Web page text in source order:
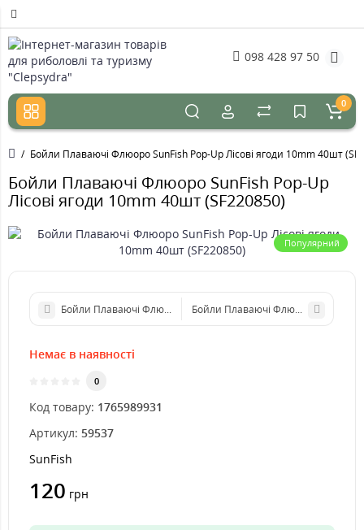
098 428 97 50
0
Бойли Плаваючі Флюоро SunFish Pop-Up Лісові ягоди 10mm 40шт
Бойли Плаваючі Флюоро SunFish Pop-Up
Лісові ягоди 10mm 40шт (SF220850)
Популярний
Бойли Плаваючі Флюоро SunFish Pop-Up Лісові ягоди 10mm
Бойли Плаваючі Флюоро SunFish
Немає в наявності
0
Код товару: 1765989931
Артикул: 59537
SunFish
120 грн